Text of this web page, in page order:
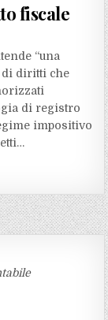
fiscale
“una
di diritti che
di registro
impositivo